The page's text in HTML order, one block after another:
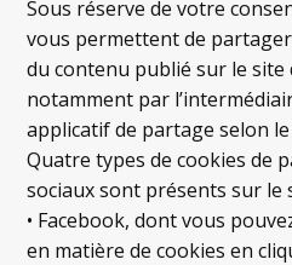
Sous réserve de votre
vous permettent de
du contenu publié sur le site
notamment par
applicatif de partage selon
Quatre types de cookies de
sociaux sont présents sur le
• Facebook, dont vous
en matière de cookies en